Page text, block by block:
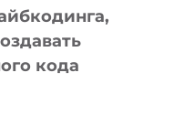
кода